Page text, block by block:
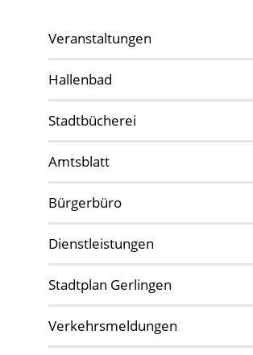
Veranstaltungen
Hallenbad
Stadtbücherei
Amtsblatt
Bürgerbüro
Dienstleistungen
Stadtplan Gerlingen
Verkehrsmeldungen